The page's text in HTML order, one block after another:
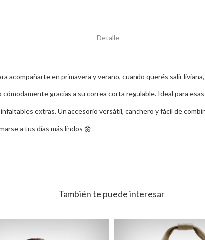
Detalle
acompañarte en primavera y verano, cuando querés salir
gracias a su correa corta regulable. Ideal para
extras. Un accesorio versátil, canchero y fácil de
a tus días más lindos 🌼
También te puede interesar